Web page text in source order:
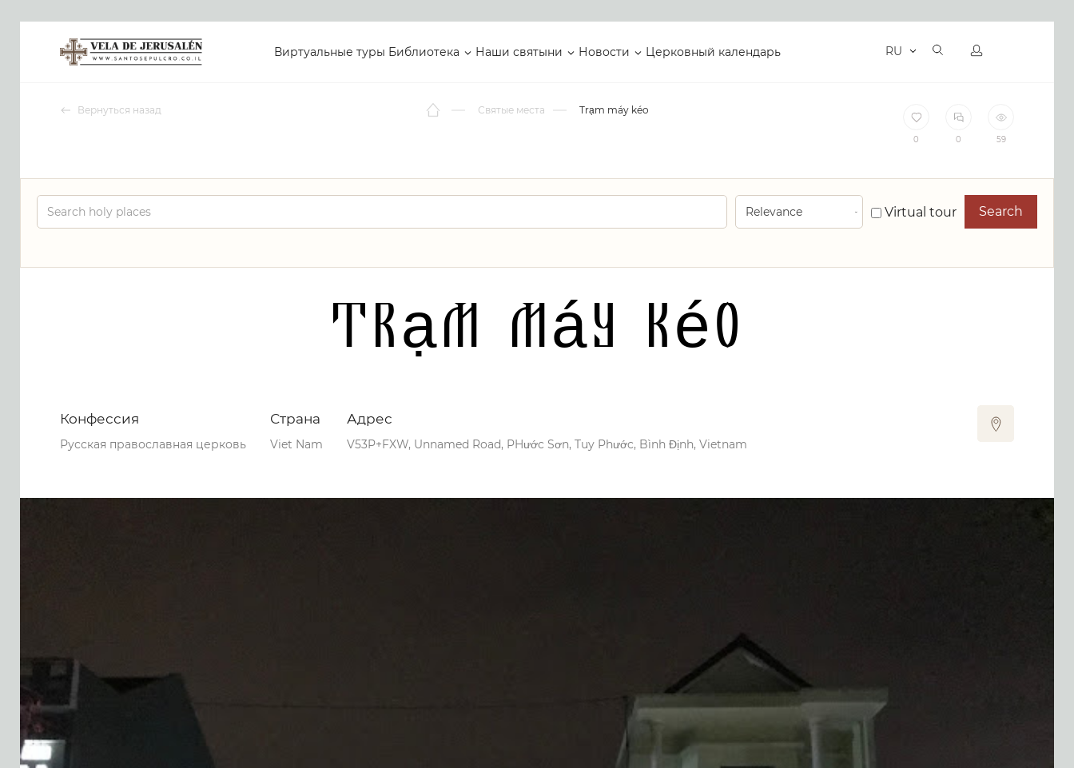
Виртуальные туры Библиотека Наши святыни Новости Церковный календарь RU
Вернуться назад Святые места Trạm máy kéo
0 0 59
Virtual tour Search
Trạm máy kéo
Конфессия
Русская православная церковь
Страна
Viet Nam
Адрес
V53P+FXW, Unnamed Road, PHước Sơn, Tuy Phước, Bình Định, Vietnam